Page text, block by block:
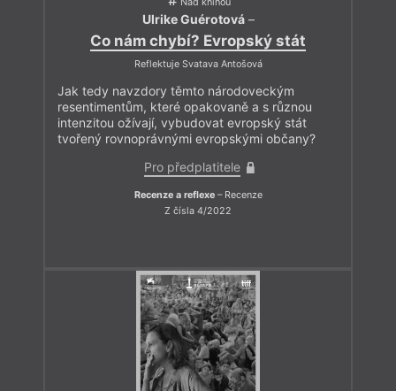
Ulrike Guérotová–
Co nám chybí? Evropský stát
Reflektuje Svatava Antošová
Jak tedy navzdory těmto národoveckým
resentimentům, které opakovaně a s různou
intenzitou ožívají, vybudovat evropský stát
tvořený rovnoprávnými evropskými občany?
Pro předplatitele
Recenze a reflexe– Recenze
Z čísla 4/2022